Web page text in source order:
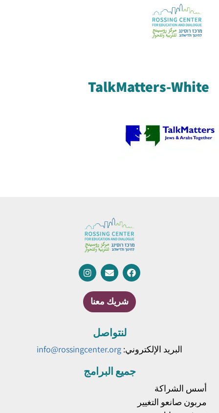
TalkMatters-White
شريك معنا
لنتواصل
البريد الإلكتروني: info@rossingcenter.org
جميع البرامج
أسس الشراكة
مربون صانعو التغيير